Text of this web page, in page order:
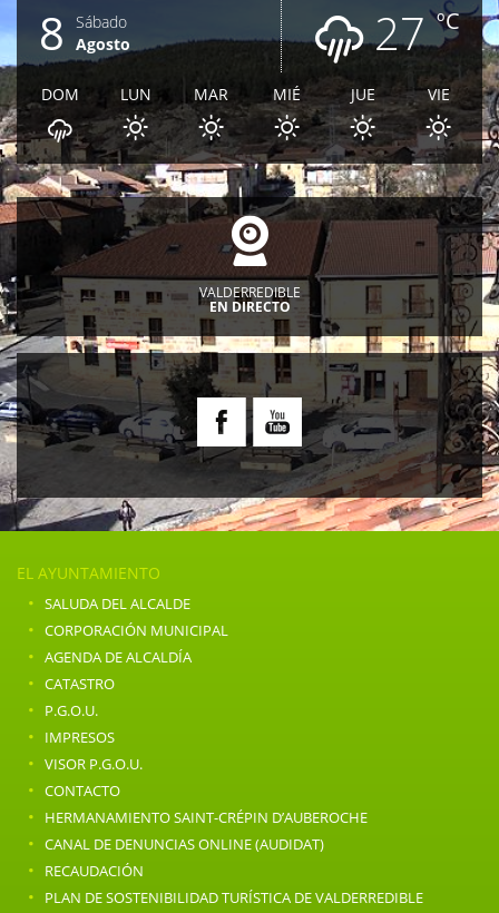
ºC
27
8
Sábado
Agosto
DOM LUN MAR MIÉ JUE VIE
VALDERREDIBLE
EN DIRECTO
EL AYUNTAMIENTO
· SALUDA DEL ALCALDE
· CORPORACIÓN MUNICIPAL
· AGENDA DE ALCALDÍA
· CATASTRO
· P.G.O.U.
· IMPRESOS
· VISOR P.G.O.U.
· CONTACTO
· HERMANAMIENTO SAINT-CRÉPIN D’AUBEROCHE
· CANAL DE DENUNCIAS ONLINE (AUDIDAT)
· RECAUDACIÓN
· PLAN DE SOSTENIBILIDAD TURÍSTICA DE VALDERREDIBLE